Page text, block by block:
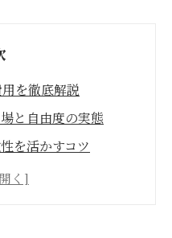
を徹底解説
と自由度の実態
を活かすコツ
の対応力とは